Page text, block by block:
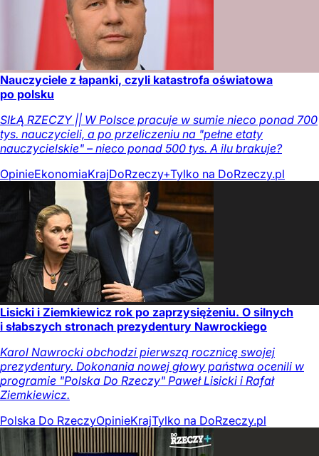
Nauczyciele z łapanki, czyli katastrofa oświatowa
po polsku
SIŁĄ RZECZY || W Polsce pracuje w sumie nieco ponad 700
tys. nauczycieli, a po przeliczeniu na "pełne etaty
nauczycielskie" – nieco ponad 500 tys. A ilu brakuje?
OpinieEkonomiaKrajDoRzeczy+Tylko na DoRzeczy.pl
Lisicki i Ziemkiewicz rok po zaprzysiężeniu. O silnych
i słabszych stronach prezydentury Nawrockiego
Karol Nawrocki obchodzi pierwszą rocznicę swojej
prezydentury. Dokonania nowej głowy państwa ocenili w
programie "Polska Do Rzeczy" Paweł Lisicki i Rafał
Ziemkiewicz.
Polska Do RzeczyOpinieKrajTylko na DoRzeczy.pl